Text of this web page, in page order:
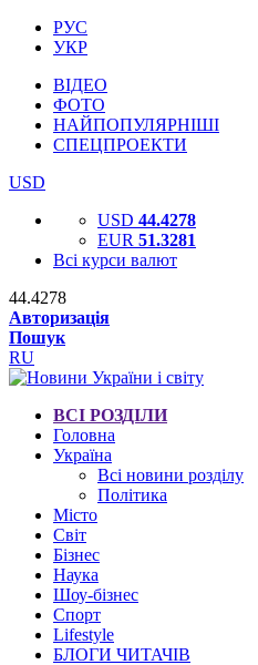
РУС
УКР
ВІДЕО
ФОТО
НАЙПОПУЛЯРНІШІ
СПЕЦПРОЕКТИ
USD
USD 44.4278
EUR 51.3281
Всі курси валют
44.4278
Авторизація
Пошук
RU
ВСІ РОЗДІЛИ
Головна
Україна
Всі новини розділу
Політика
Місто
Світ
Бізнес
Наука
Шоу-бізнес
Спорт
Lifestyle
БЛОГИ ЧИТАЧІВ